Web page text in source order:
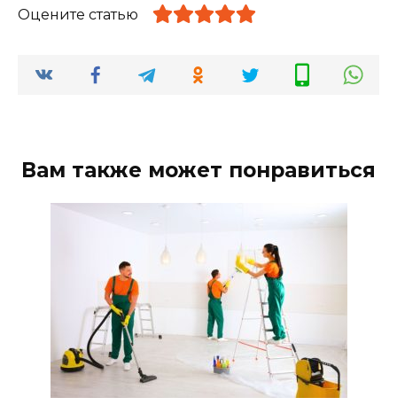
Оцените статью
Вам также может понравиться